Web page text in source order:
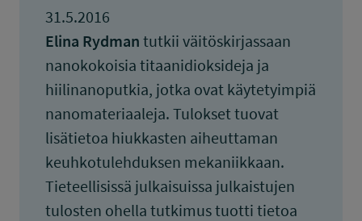
31.5.2016
Elina Rydman tutkii väitöskirjassaan
nanokokoisia titaanidioksideja ja
hiilinanoputkia, jotka ovat käytetyimpiä
nanomateriaaleja. Tulokset tuovat
lisätietoa hiukkasten aiheuttaman
keuhkotulehduksen mekaniikkaan.
Tieteellisissä julkaisuissa julkaistujen
tulosten ohella tutkimus tuotti tietoa